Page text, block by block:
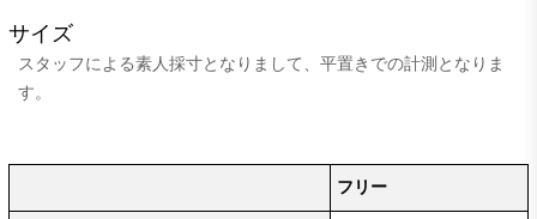
サイズ
スタッフによる素人採寸となりまして、平置きでの計測となりま
す。
フリー